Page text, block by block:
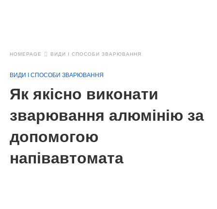
HOMEPAGE ВИДИ І СПОСОБИ ЗВАРЮВАННЯ
ВИДИ І СПОСОБИ ЗВАРЮВАННЯ
Як якісно виконати
зварювання алюмінію за
допомогою
напівавтомата